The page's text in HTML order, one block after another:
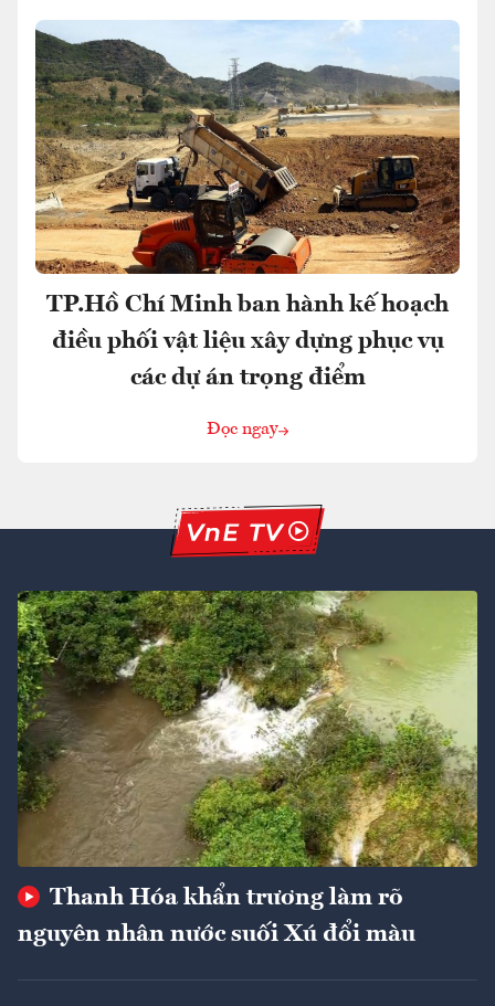
TP.Hồ Chí Minh ban hành kế hoạch
điều phối vật liệu xây dựng phục vụ
các dự án trọng điểm
Đọc ngay
Thanh Hóa khẩn trương làm rõ
nguyên nhân nước suối Xú đổi màu